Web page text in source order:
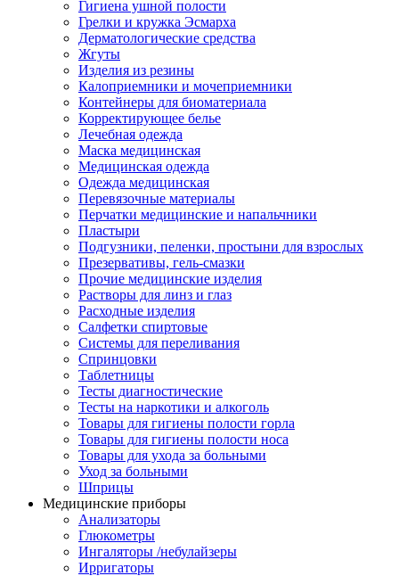
Гигиена ушной полости
Грелки и кружка Эсмарха
Дерматологические средства
Жгуты
Изделия из резины
Калоприемники и мочеприемники
Контейнеры для биоматериала
Корректирующее белье
Лечебная одежда
Маска медицинская
Медицинская одежда
Одежда медицинская
Перевязочные материалы
Перчатки медицинские и напальчники
Пластыри
Подгузники, пеленки, простыни для взрослых
Презервативы, гель-смазки
Прочие медицинские изделия
Растворы для линз и глаз
Расходные изделия
Салфетки спиртовые
Системы для переливания
Спринцовки
Таблетницы
Тесты диагностические
Тесты на наркотики и алкоголь
Товары для гигиены полости горла
Товары для гигиены полости носа
Товары для ухода за больными
Уход за больными
Шприцы
Медицинские приборы
Анализаторы
Глюкометры
Ингаляторы /небулайзеры
Ирригаторы